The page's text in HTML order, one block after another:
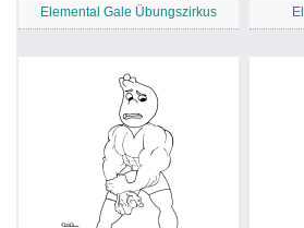
Elemental Gale Übungszirkus